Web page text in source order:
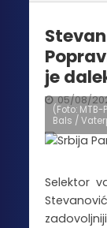
je
05/08/
(Foto:
Bals /
Selektor